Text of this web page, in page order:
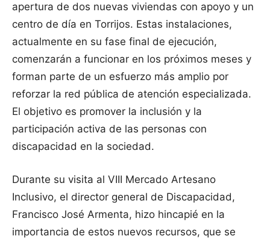
apertura de dos nuevas viviendas con apoyo y un
centro de día en Torrijos. Estas instalaciones,
actualmente en su fase final de ejecución,
comenzarán a funcionar en los próximos meses y
forman parte de un esfuerzo más amplio por
reforzar la red pública de atención especializada.
El objetivo es promover la inclusión y la
participación activa de las personas con
discapacidad en la sociedad.
Durante su visita al VIII Mercado Artesano
Inclusivo, el director general de Discapacidad,
Francisco José Armenta, hizo hincapié en la
importancia de estos nuevos recursos, que se